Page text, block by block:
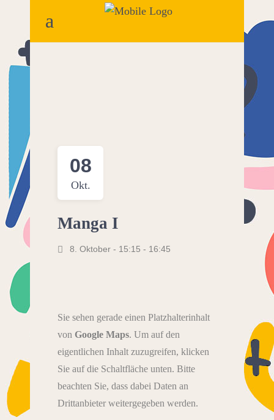
08
Okt.
Manga I
8. Oktober - 15:15 - 16:45
Sie sehen gerade einen Platzhalterinhalt
von Google Maps. Um auf den
eigentlichen Inhalt zuzugreifen, klicken
Sie auf die Schaltfläche unten. Bitte
beachten Sie, dass dabei Daten an
Drittanbieter weitergegeben werden.